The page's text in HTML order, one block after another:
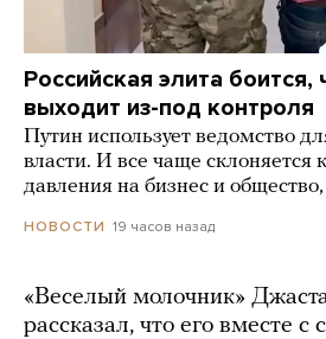
Российская элита
выходит из-под контроля
Путин использует ведомство
власти. И все чаще склоняется
давления на бизнес и
НОВОСТИ 19 часов назад
«Веселый молочник»
рассказал, что его вместе с